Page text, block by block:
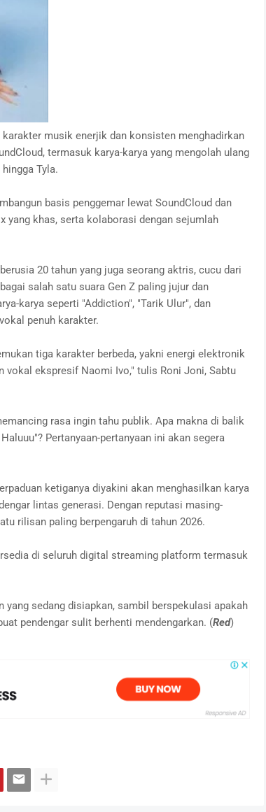
musik enerjik dan konsisten menghadirkan
termasuk karya-karya yang mengolah ulang
Tyla.
basis penggemar lewat SoundCloud dan
yang khas, serta kolaborasi dengan sejumlah
20 tahun yang juga seorang aktris, cucu dari
salah satu suara Gen Z paling jujur dan
karya seperti "Addiction", "Tarik Ulur", dan
penuh karakter.
tiga karakter berbeda, yakni energi elektronik
vokal ekspresif Naomi Ivo," tulis Roni Joni, Sabtu
rasa ingin tahu publik. Apa makna di balik
Pertanyaan-pertanyaan ini akan segera
ketiganya diyakini akan menghasilkan karya
lintas generasi. Dengan reputasi masing-
rilisan paling berpengaruh di tahun 2026.
di seluruh digital streaming platform termasuk
yang sedang disiapkan, sambil berspekulasi apakah
pendengar sulit berhenti mendengarkan. (Red)